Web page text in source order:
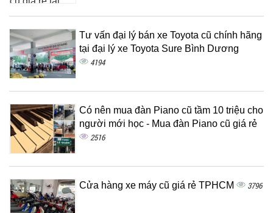
Tư vấn đại lý bán xe Toyota cũ chính hãng
tại đại lý xe Toyota Sure Bình Dương
4194
Có nên mua đàn Piano cũ tầm 10 triệu cho
người mới học - Mua đàn Piano cũ giá rẻ
2516
Cửa hàng xe máy cũ giá rẻ TPHCM 3796